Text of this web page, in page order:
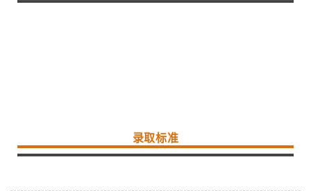
录取标准